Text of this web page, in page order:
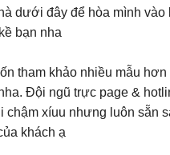
dưới đây để hòa mình vào
bạn nha
tham khảo nhiều mẫu
Đội ngũ trực page &
chậm xíuu nhưng luôn sẵn
khách ạ